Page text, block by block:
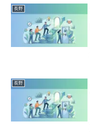
長野
長野